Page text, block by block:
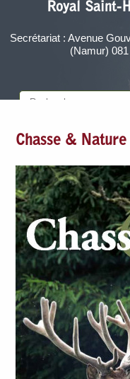
Royal Saint-
Secrétariat : Avenue
(Namur)
Chasse &